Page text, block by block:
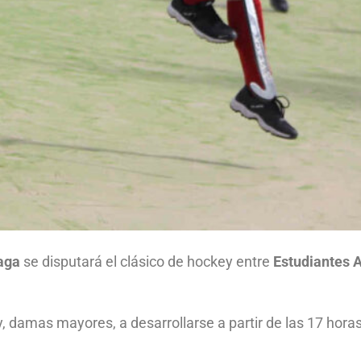
se disputará el clásico de hockey entre Estudiantes
damas mayores, a desarrollarse a partir de las 17